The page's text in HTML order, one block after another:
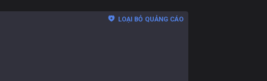
LOẠI BỎ QUẢNG CÁO